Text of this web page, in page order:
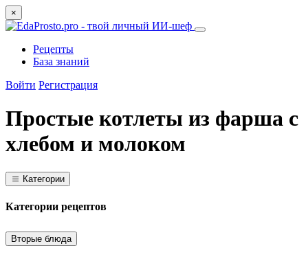
×
Рецепты
База знаний
Войти Регистрация
Простые котлеты из фарша с
хлебом и молоком
Категории
Категории рецептов
Вторые блюда